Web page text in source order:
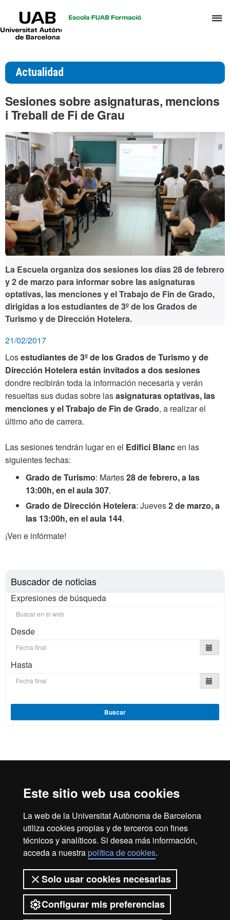
Este sitio web usa cookies
La web de la Universitat Autònoma de Barcelona
utiliza cookies propias y de terceros con fines
técnicos y analíticos. Si desea más información,
acceda a nuestrapolítica de cookies.
Solo usar cookies necesarias
Configurar mis preferencias
y
Universitat
Actualidad
Sesiones sobre asignaturas, mencions
i Treball de Fi de Grau
La Escuela organiza dos sesiones los días 28 de febrero
y 2 de marzo para informar sobre las asignaturas
optativas, las menciones y el Trabajo de Fin de Grado,
dirigidas a los estudiantes de 3º de los Grados de
Turismo y de Dirección Hotelera.
21/02/2017
Losestudiantes de 3º de los Grados de Turismo y de
Dirección Hotelera están invitados a dos sesiones
dondre recibirán toda la información necesaria y verán
resueltas sus dudas sobre lasasignaturas optativas, las
menciones y el Trabajo de Fin de Grado, a realizar el
último año de carrera.
Las sesiones tendrán lugar en el Edifici Blancen las
siguientes fechas:
Grado de Turismo: Martes28 de febrero, a las
13:00h, en el aula 307.
Grado de Dirección Hotelera: Jueves2 de marzo, a
las 13:00h, en el aula 144.
¡Ven e infórmate!
Buscador de noticias
Expresiones de búsqueda
Desde
Hasta
Buscar
HR
in
Inicio Aviso legal
Política de privacidad
Protección de datos Sobre la web
Somos una universidad líder que imparte una docencia de
calidad, diversificada, multidisciplinaria y flexible, adecuada
a las necesidades de la sociedad y adaptada a los nuevos
modelos de la Europa del conocimiento. La UAB es
reconocida internacionalmente por la calidad y el carácter